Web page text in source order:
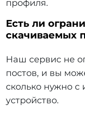
профиля.
Есть ли
скачиваемых
Наш сервис не
постов, и вы
сколько нужно
устройство.